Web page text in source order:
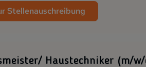
Stellenauschreibung
Haustechniker (m/